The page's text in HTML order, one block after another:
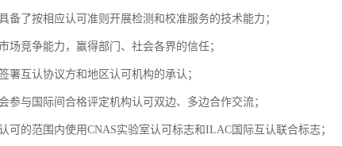
备了按相应认可准则开展检测和校准服务的技术能力；
场竞争能力，赢得部门、社会各界的信任；
署互认协议方和地区认可机构的承认；
参与国际间合格评定机构认可双边、多边合作交流；
可的范围内使用CNAS实验室认可标志和ILAC国际互认联合标志；